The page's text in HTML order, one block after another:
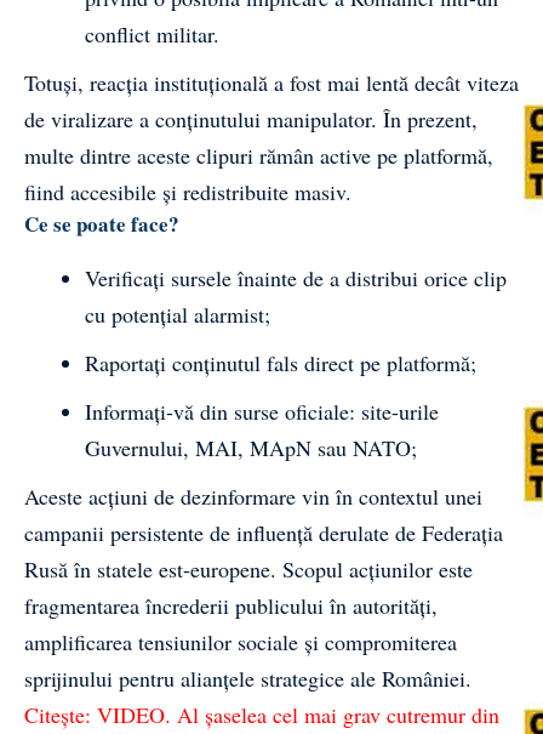
conflict militar.
Totuși, reacția instituțională a fost mai lentă decât viteza
de viralizare a conținutului manipulator. În prezent,
multe dintre aceste clipuri rămân active pe platformă,
fiind accesibile și redistribuite masiv.
Ce se poate face?
Verificați sursele înainte de a distribui orice clip
cu potențial alarmist;
Raportați conținutul fals direct pe platformă;
Informați-vă din surse oficiale: site-urile
Guvernului, MAI, MApN sau NATO;
Aceste acțiuni de dezinformare vin în contextul unei
campanii persistente de influență derulate de Federația
Rusă în statele est-europene. Scopul acțiunilor este
fragmentarea încrederii publicului în autorități,
amplificarea tensiunilor sociale și compromiterea
sprijinului pentru alianțele strategice ale României.
Citește: VIDEO. Al șaselea cel mai grav cutremur din